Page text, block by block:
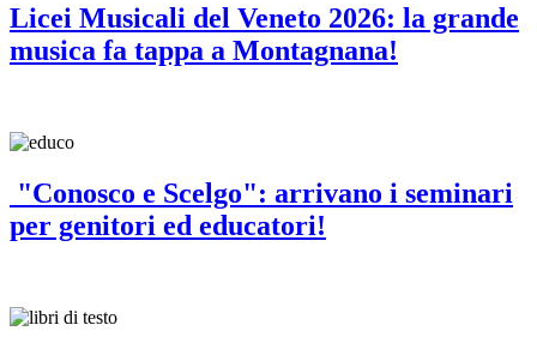
Licei Musicali del Veneto 2026: la grande
musica fa tappa a Montagnana!
"Conosco e Scelgo": arrivano i seminari
per genitori ed educatori!